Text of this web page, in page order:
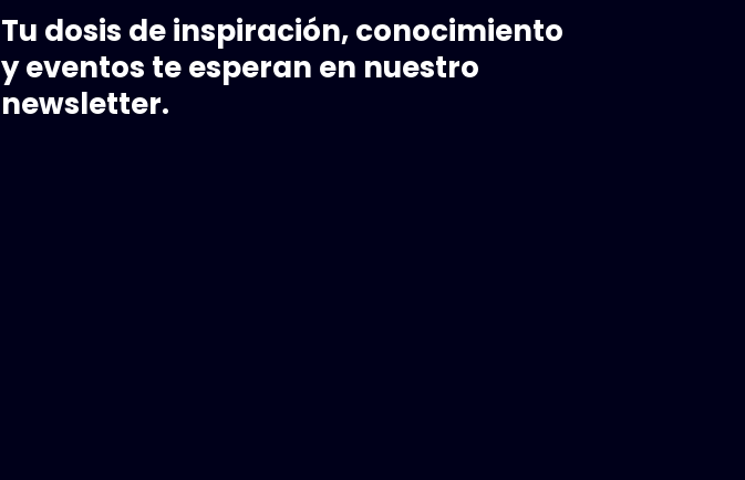
Tu dosis de inspiración, conocimiento
y eventos te esperan en nuestro
newsletter.